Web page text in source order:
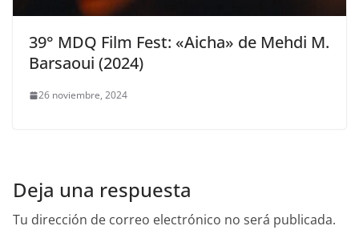
39° MDQ Film Fest: «Aicha» de Mehdi M.
Barsaoui (2024)
26 noviembre, 2024
Deja una respuesta
Tu dirección de correo electrónico no será publicada.